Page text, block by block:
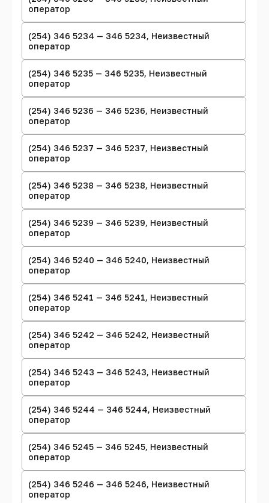
оператор
(254) 346 5234 — 346 5234, Неизвестный
оператор
(254) 346 5235 — 346 5235, Неизвестный
оператор
(254) 346 5236 — 346 5236, Неизвестный
оператор
(254) 346 5237 — 346 5237, Неизвестный
оператор
(254) 346 5238 — 346 5238, Неизвестный
оператор
(254) 346 5239 — 346 5239, Неизвестный
оператор
(254) 346 5240 — 346 5240, Неизвестный
оператор
(254) 346 5241 — 346 5241, Неизвестный
оператор
(254) 346 5242 — 346 5242, Неизвестный
оператор
(254) 346 5243 — 346 5243, Неизвестный
оператор
(254) 346 5244 — 346 5244, Неизвестный
оператор
(254) 346 5245 — 346 5245, Неизвестный
оператор
(254) 346 5246 — 346 5246, Неизвестный
оператор